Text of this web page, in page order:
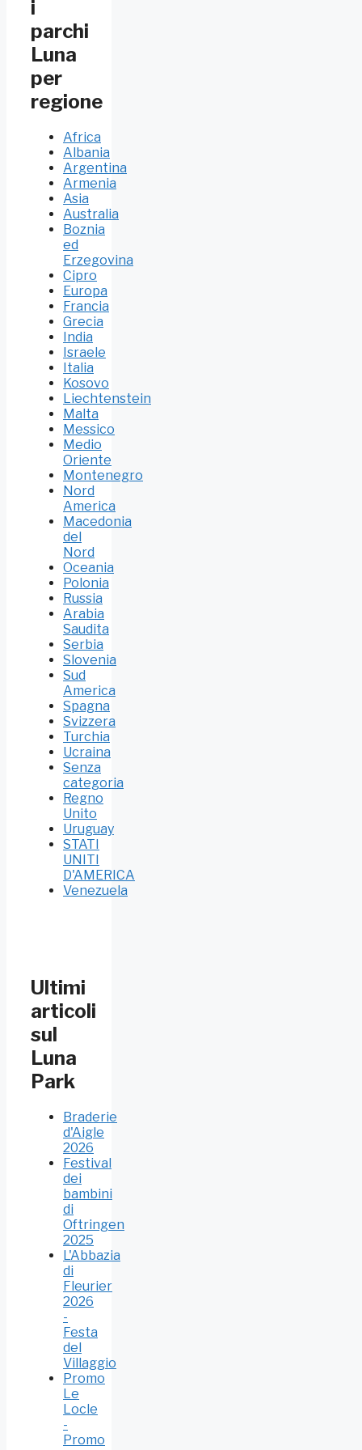
i
parchi
Luna
per
regione
Africa
Albania
Argentina
Armenia
Asia
Australia
Boznia
ed
Erzegovina
Cipro
Europa
Francia
Grecia
India
Israele
Italia
Kosovo
Liechtenstein
Malta
Messico
Medio
Oriente
Montenegro
Nord
America
Macedonia
del
Nord
Oceania
Polonia
Russia
Arabia
Saudita
Serbia
Slovenia
Sud
America
Spagna
Svizzera
Turchia
Ucraina
Senza
categoria
Regno
Unito
Uruguay
STATI
UNITI
D'AMERICA
Venezuela
Ultimi
articoli
sul
Luna
Park
Braderie
d'Aigle
2026
Festival
dei
bambini
di
Oftringen
2025
L'Abbazia
di
Fleurier
2026
-
Festa
del
Villaggio
Promo
Le
Locle
-
Promo